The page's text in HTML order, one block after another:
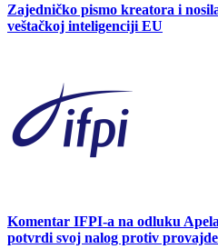
Zajedničko pismo kreatora i
veštačkoj inteligenciji EU
Komentar IFPI-a na odluku
potvrdi svoj nalog protiv